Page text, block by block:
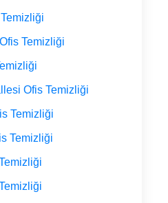
Temizliği
Ofis Temizliği
Temizliği
Temizliği